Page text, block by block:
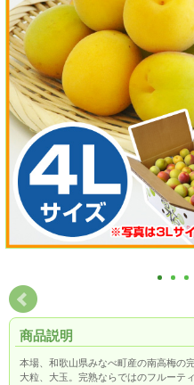
商品説明
本場、和歌山県みなべ町産の南高梅の
大粒、大玉。完熟ならではのフルーテ